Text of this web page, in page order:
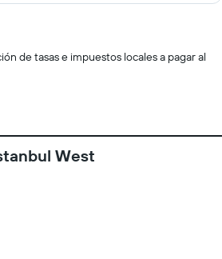
de tasas e impuestos locales a pagar al
West